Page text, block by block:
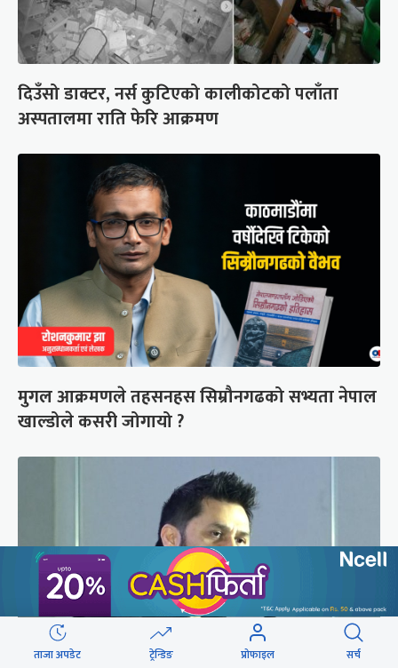
दिउँसो डाक्टर, नर्स कुटिएको कालीकोटको पलाँता
अस्पतालमा राति फेरि आक्रमण
मुगल आक्रमणले तहसनहस सिम्रौनगढको सभ्यता नेपाल
खाल्डोले कसरी जोगायो ?
ताजा अपडेट ट्रेन्डिङ प्रोफाइल सर्च